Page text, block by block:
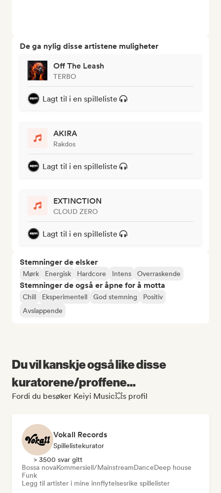
De ga nylig disse artistene muligheter
Off The Leash
TERBO
Lagt til i en spilleliste
AKIRA
Rakdos
Lagt til i en spilleliste
EXTINCTION
CLOUD ZERO
Lagt til i en spilleliste
Stemninger de elsker
Mørk Energisk Hardcore Intens Overraskende
Stemninger de også er åpne for å motta
Chill Eksperimentell God stemning
Positiv
Avslappende
Du vil kanskje også like disse
kuratorene/proffene...
Fordi du besøker Keiyi Music💥s profil
Vokall Records
Spillelistekurator
> 3500 svar gitt
Bossa novaKommersiell/MainstreamDanceDeep house
Funk
Legg til artister i mine innflytelsesrike spillelister